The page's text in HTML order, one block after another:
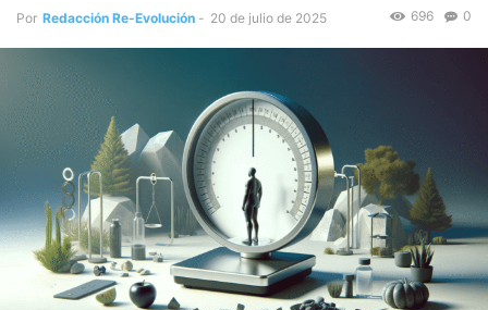
Por Redacción Re-Evolución - 20 de julio de 2025 0
696